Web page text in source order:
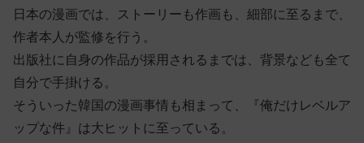
日本の漫画では、ストーリーも作画も、細部に至るまで、
作者本人が監修を行う。
出版社に自身の作品が採用されるまでは、背景なども全て
自分で手掛ける。
そういった韓国の漫画事情も相まって、『俺だけレベルア
ップな件』は大ヒットに至っている。